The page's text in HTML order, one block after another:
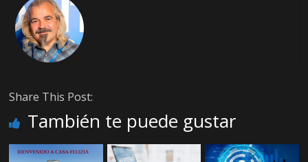
Share This Post:
También te puede gustar